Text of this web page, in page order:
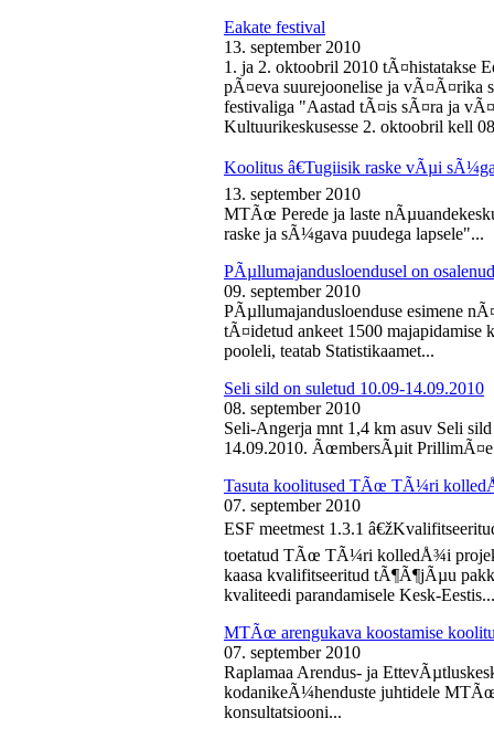
Eakate festival
13. september 2010
1. ja 2. oktoobril 2010 tÃ¤histatakse
pÃ¤eva suurejoonelise ja vÃ¤Ã¤rika
festivaliga "Aastad tÃ¤is sÃ¤ra ja
Kultuurikeskusesse 2. oktoobril kell
Koolitus â€Tugiisik raske vÃµi
13. september 2010
MTÃœ Perede ja laste
raske ja sÃ¼gava puudega lapsele"...
PÃµllumajandusloendusel on
09. september 2010
PÃµllumajandusloenduse esimene
tÃ¤idetud ankeet 1500 majapidamise
pooleli, teatab Statistikaamet...
Seli sild on suletud 10.09-14.09.2010
08. september 2010
Seli-Angerja mnt 1,4 km asuv Seli
14.09.2010. ÃœmbersÃµit
Tasuta koolitused TÃœ TÃ¼ri
07. september 2010
ESF meetmest 1.3.1
toetatud TÃœ TÃ¼ri kolledÅ¾i
kaasa kvalifitseeritud tÃ¶Ã¶jÃµu
kvaliteedi parandamisele Kesk-Eestis...
MTÃœ arengukava koostamise
07. september 2010
Raplamaa Arendus- ja
kodanikeÃ¼henduste juhtidele
konsultatsiooni...